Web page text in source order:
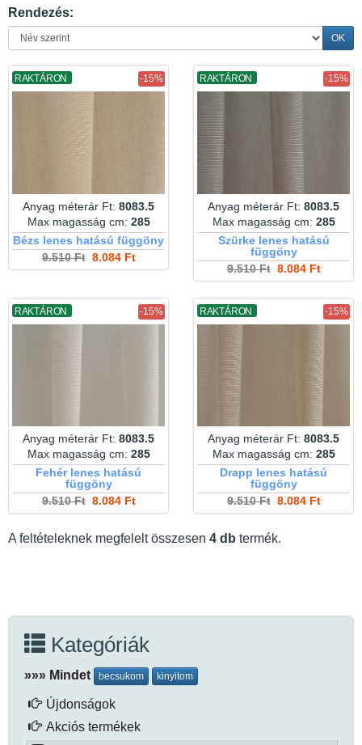
Rendezés:
OK
RAKTÁRON -15%
Anyag méterár Ft: 8083.5
Max magasság cm: 285
Bézs lenes hatású függöny
9.510 Ft8.084 Ft
RAKTÁRON -15%
Anyag méterár Ft: 8083.5
Max magasság cm: 285
Szürke lenes hatású
függöny
9.510 Ft8.084 Ft
RAKTÁRON -15%
Anyag méterár Ft: 8083.5
Max magasság cm: 285
Fehér lenes hatású
függöny
9.510 Ft8.084 Ft
RAKTÁRON -15%
Anyag méterár Ft: 8083.5
Max magasság cm: 285
Drapp lenes hatású
függöny
9.510 Ft8.084 Ft
A feltételeknek megfelelt összesen 4 db termék.
Kategóriák
»»» Mindet becsukom kinyitom
Újdonságok
Akciós termékek